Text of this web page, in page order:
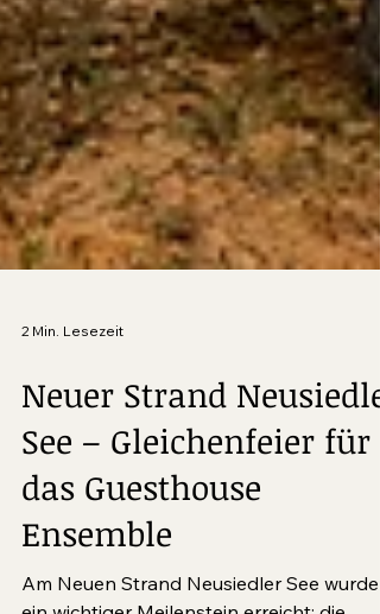
2 Min. Lesezeit
Neuer Strand Neusiedler
See – Gleichenfeier für
das Guesthouse
Ensemble